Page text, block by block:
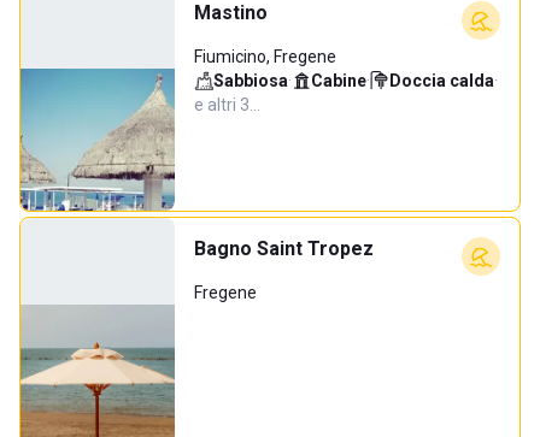
Mastino
Fiumicino, Fregene
Sabbiosa· Cabine· Doccia calda·
e altri 3…
Bagno Saint Tropez
Fregene